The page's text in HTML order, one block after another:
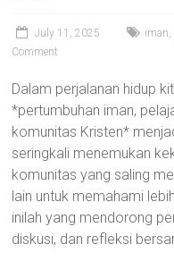
July 11, 2025 iman,
Comment
Dalam perjalanan hidup
*pertumbuhan iman,
komunitas Kristen*
seringkali menemukan
komunitas yang saling
lain untuk memahami
inilah yang mendorong
diskusi, dan refleksi